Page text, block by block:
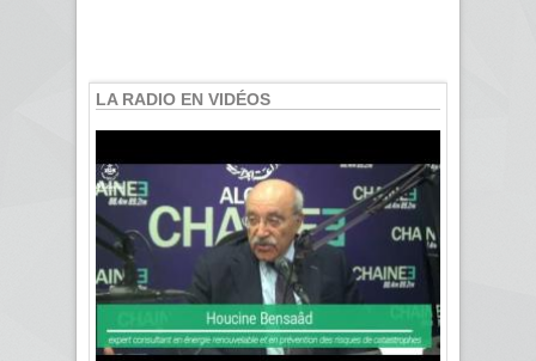
LA RADIO EN VIDÉOS